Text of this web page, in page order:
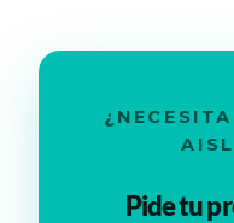
Pide tu